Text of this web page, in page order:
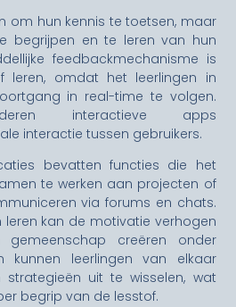
om hun kennis te toetsen, maar
begrijpen en te leren van hun
feedbackmechanisme is
leren, omdat het leerlingen in
in real-time te volgen.
interactieve apps
interactie tussen gebruikers.
bevatten functies die het
te werken aan projecten of
via forums en chats.
kan de motivatie verhogen
creëren onder
kunnen leerlingen van elkaar
uit te wisselen, wat
begrip van de lesstof.